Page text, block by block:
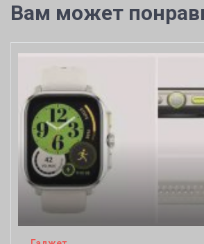
Вам может